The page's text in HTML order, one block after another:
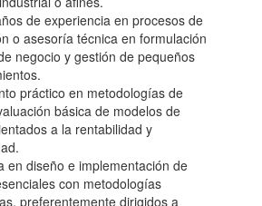
JOVEN"
de experiencia en procesos de
o asesoría técnica en formulación
negocio y gestión de pequeños
práctico en metodologías de
básica de modelos de
a la rentabilidad y
en diseño e implementación de
con metodologías
preferentemente dirigidos a